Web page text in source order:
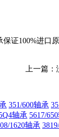
证100%进
上一篇
351/600轴承
轴承 5617/
1620轴承